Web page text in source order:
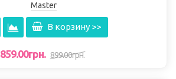
Master
В корзину >>
859.00грн. 899.00грн.